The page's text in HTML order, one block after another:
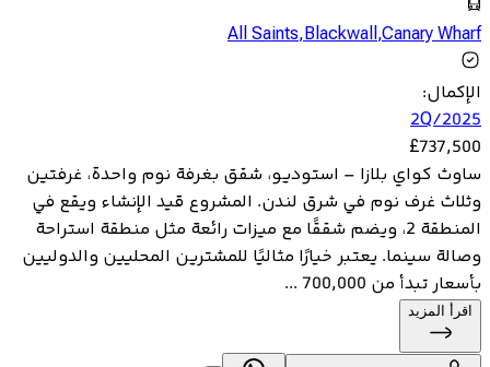
All Saints,Blackwall,Canary Wharf
الإكمال:
2Q/2025
£737,500
ساوث كواي بلازا – استوديو، شقق بغرفة نوم واحدة، غرفتين
وثلاث غرف نوم في شرق لندن. المشروع قيد الإنشاء ويقع في
المنطقة 2، ويضم شققًا مع ميزات رائعة مثل منطقة استراحة
وصالة سينما. يعتبر خيارًا مثاليًا للمشترين المحليين والدوليين
بأسعار تبدأ من 700,000 ...
اقرأ المزيد